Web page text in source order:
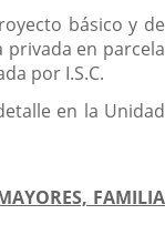
básico y de
privada en parcela
por I.S.C.
en la Unidad
FAMILIA